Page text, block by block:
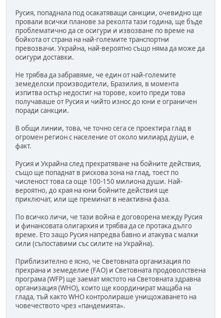
Русия, попаднала под осакатяващи санкции, очевидно ще
провали всички планове за реколта тази година, ще бъде
проблематично да се осигури и извозване по време на
бойкота от страна на най-големите транспортни
превозвачи. Украйна, най-вероятно също няма да може да
осигури доставки.
Не трябва да забравяме, че един от най-големите
земеделски производители, Бразилия, в момента
изпитва остър недостиг на торове, които преди това
получаваше от Русия и чийто износ до юни е ограничен
поради санкции.
В общи линии, това, че точно сега се проектира глад в
огромен регион с население от около милиард души, е
факт.
Русия и Украйна след прекратяване на бойните действия,
също ще попаднат в рискова зона на глад, тоест по
численост това са още 100-150 милиона души. Най-
вероятно, до края на юни бойните действия ще
приключат, или ще преминат в неактивна фаза.
По всичко личи, че тази война е договорена между Русия
и финансовата олигархия и трябва да се протака дълго
време. Ето защо Русия напредва бавно и атакува с малки
сили (съпоставими със силите на Украйна).
Приблизително е ясно, че Световната организация по
прехрана и земеделие (FAO) и Световната продоволствена
програма (WFP) ще заемат мястото на Световната здравна
организация (WHO), които ще координират мащаба на
глада, тъй както WHO контролираше унищожаването на
човечеството чрез «пандемията».